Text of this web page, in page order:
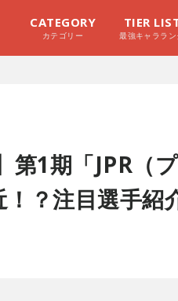
CATEGORY
カテゴリー
TIER
最強キャララン
第1期「JPR（
？注目選手紹